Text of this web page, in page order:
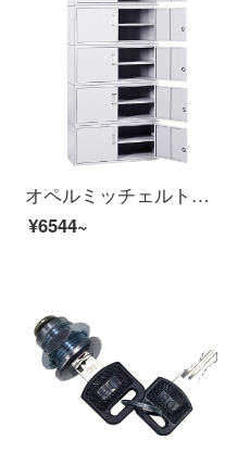
オペルミッチェルトアーカイブキャビネットの鉄皮キャビネットの資料キャビネットの財務のキャビネットの専用の書類の証明キャビネットは5節に分けられます。
¥6544~